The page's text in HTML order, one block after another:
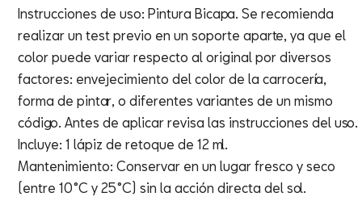
Instrucciones de uso: Pintura Bicapa. Se recomienda
realizar un test previo en un soporte aparte, ya que el
color puede variar respecto al original por diversos
factores: envejecimiento del color de la carrocería,
forma de pintar, o diferentes variantes de un mismo
código. Antes de aplicar revisa las instrucciones del uso.
Incluye: 1 lápiz de retoque de 12 ml.
Mantenimiento: Conservar en un lugar fresco y seco
(entre 10°C y 25°C) sin la acción directa del sol.